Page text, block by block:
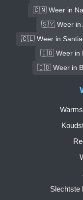
🇨🇳 Weer in
🇸🇾 Weer in
🇨🇱 Weer in
🇮🇩 Weer in
🇮🇩 Weer in
Slechtste